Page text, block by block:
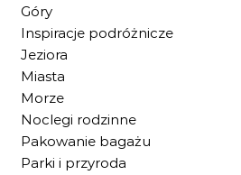
Góry
Inspiracje podróżnicze
Jeziora
Miasta
Morze
Noclegi rodzinne
Pakowanie bagażu
Parki i przyroda